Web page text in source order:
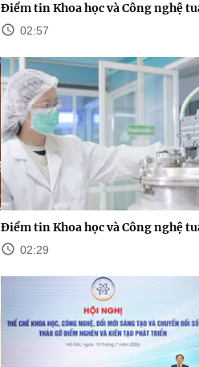
Điểm tin Khoa học và Công nghệ
02:57
Điểm tin Khoa học và Công nghệ
02:29